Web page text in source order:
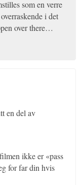
som en verre
i det
over there…
en del av
ikke er «pass
for far din hvis